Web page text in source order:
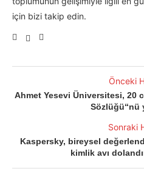
için bizi takip edin.
Önceki
Ahmet Yesevi Üniversitesi, 20
Sözlüğü“nü
Sonraki
Kaspersky, bireysel
kimlik avı